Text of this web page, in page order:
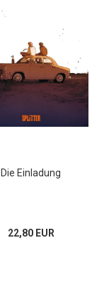
Die Einladung
22,80 EUR